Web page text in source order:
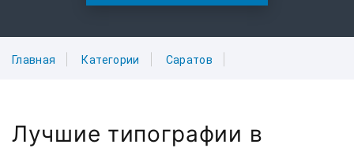
Главная Категории Саратов
Лучшие типографии в